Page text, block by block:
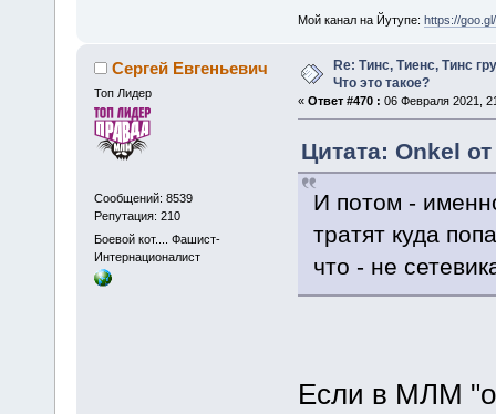
Мой канал на Йутупе: https://
Сергей Евгеньевич
Топ Лидер
Сообщений: 8539
Репутация: 210
Боевой кот.... Фашист-
Интернационалист
Re: Тинс, Тиенс, Тинс
Что это такое?
« Ответ #470 : 06 Февраля 2021,
Цитата: Onkel
И потом -
тратят куда
что - не
Если в МЛМ